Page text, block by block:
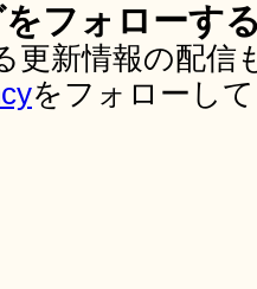
フォローす
更新情報の配
をフォローし